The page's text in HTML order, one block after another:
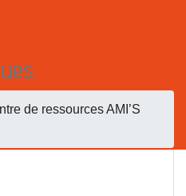
de ressources AMI’S